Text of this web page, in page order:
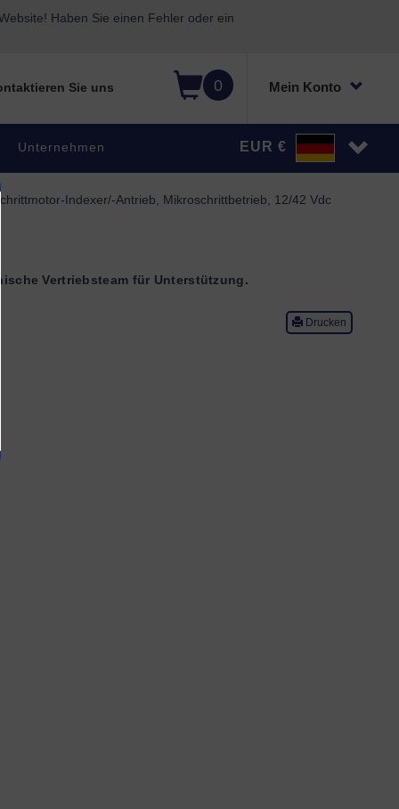
Haben Sie einen Fehler oder ein
0 Mein Konto
Sie uns
Unternehmen EUR €
Indexer/-Antrieb, Mikroschrittbetrieb, 12/42 Vdc
Vertriebsteam für Unterstützung.
Drucken